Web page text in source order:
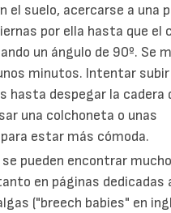
el suelo, acercarse a una
por ella hasta que el
un ángulo de 90º. Se
minutos. Intentar subir
hasta despegar la cadera
una colchoneta o unas
estar más cómoda.
pueden encontrar
en páginas dedicadas
("breech babies" en